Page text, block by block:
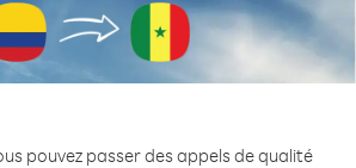
pouvez passer des appels de qualité